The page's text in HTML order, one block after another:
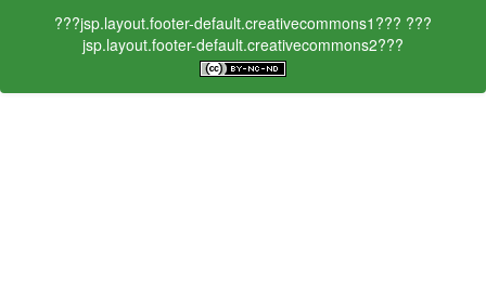
???jsp.layout.footer-default.creativecommons1??? ???
jsp.layout.footer-default.creativecommons2???